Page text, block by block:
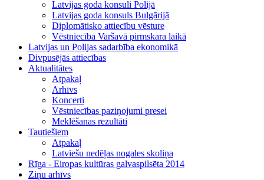
Latvijas goda konsuli Polijā
Latvijas goda konsuls Bulgārijā
Diplomātisko attiecību vēsture
Vēstniecība Varšavā pirmskara laikā
Latvijas un Polijas sadarbība ekonomikā
Divpusējās attiecības
Aktualitātes
Atpakaļ
Arhīvs
Koncerti
Vēstniecības paziņojumi presei
Meklēšanas rezultāti
Tautiešiem
Atpakaļ
Latviešu nedēļas nogales skoliņa
Rīga - Eiropas kultūras galvaspilsēta 2014
Ziņu arhīvs